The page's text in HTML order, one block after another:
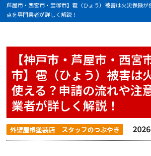
芦屋市・西宮市・宝塚市】雹（ひょう）被害は火災保険
点を専門業者が詳しく解説！
【神戸市・芦屋市・西宮
市】雹（ひょう）被害は
使える？申請の流れや注
業者が詳しく解説！
外壁屋根塗装店 スタッフのつぶやき